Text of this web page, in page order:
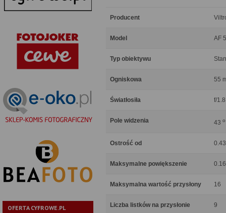
OFERTA CYFROWE.PL
Producent
Model AF
Typ obiektywu
Ogniskowa 55
Światłosiła f/1.8
Pole widzenia 43 o
Ostrość od
Maksymalne powiększenie
Maksymalna wartość przysłony 16
Liczba listków na przysłonie 9